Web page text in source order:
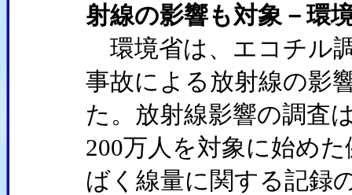
射線の影響も対象－環
環境省は、エコチル
事故による放射線の影
た。放射線影響の調査
200万人を対象に始め
ばく線量に関する記録